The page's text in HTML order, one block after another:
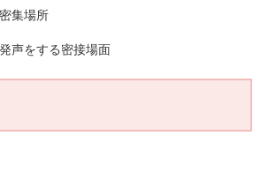
集場所
をする密接場面